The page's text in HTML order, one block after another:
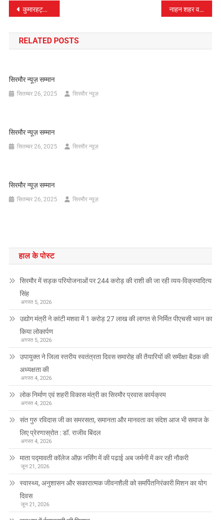
पोस्ट
नेविगेशन
कुमारहट्टी की फिज़ाओं में बैडमिंटन की महक नाहन शहर व आसपास के क्षेत्रों में 21 सितंबर को विद्युत आपूर्ति बंद रहेगी
RELATED POSTS
सिरमौर न्यूज़ सम्मान
सितम्बर 26, 2025 सिरमौर न्यूज़
सिरमौर न्यूज़ सम्मान
सितम्बर 26, 2025 सिरमौर न्यूज़
सिरमौर न्यूज़ सम्मान
सितम्बर 26, 2025 सिरमौर न्यूज़
हाल के पोस्ट
सिरमौर में सड़क परियोजनाओं पर 244 करोड़ की राशी की जा रही व्यय-विक्रमादित्य
सिंह
अगस्त 5, 2026
उद्योग मंत्री ने कांटी मशवा में 1 करोड़ 27 लाख की लागत से निर्मित पीएचसी भवन का
किया लोकार्पण
अगस्त 5, 2026
उपायुक्त ने जिला स्तरीय स्वतंत्रता दिवस समारोह की तैयारियों की समीक्षा बैठक की
अध्यक्षता की
अगस्त 4, 2026
लोक निर्माण एवं शहरी विकास मंत्री का सिरमौर प्रवास कार्यक्रम
अगस्त 4, 2026
संत गुरु रविदास जी का समरसता, समानता और मानवता का संदेश आज भी समाज के
लिए प्रेरणास्रोत : डॉ. राजीव बिंदल
अगस्त 4, 2026
माता पद्मावती कॉलेज ऑफ़ नर्सिंग में की पढाई अब जर्मनी में कर रही नौकरी
जून 21, 2026
स्वास्थ्य, अनुशासन और सकारात्मक जीवनशैली को समर्पितनिरंकारी मिशन का योग
दिवस
जून 21, 2026